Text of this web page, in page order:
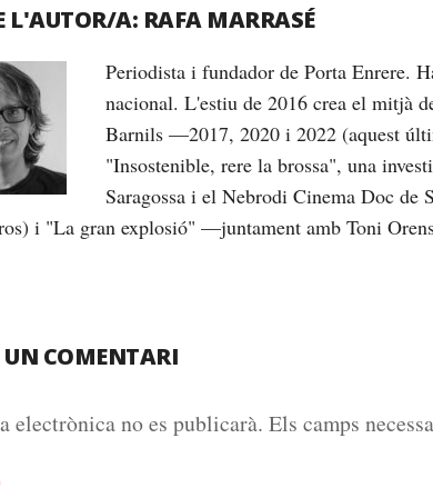
L'AUTOR/A: RAFA MARRASÉ
Periodista i fundador de Porta Enrere.
nacional. L'estiu de 2016 crea el mitjà
Barnils —2017, 2020 i 2022 (aquest
"Insostenible, rere la brossa", una
Saragossa i el Nebrodi Cinema Doc
i "La gran explosió" —juntament amb Toni
UN COMENTARI
electrònica no es publicarà. Els camps